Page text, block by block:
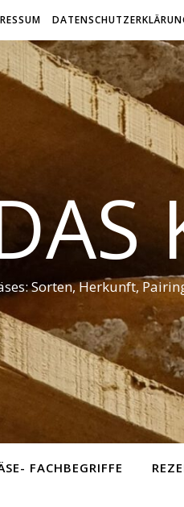
Sorten, Herkunft,
FACHBEGRIFFE